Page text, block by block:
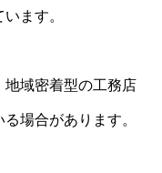
ます。
地域密着型の工務店
場合があります。